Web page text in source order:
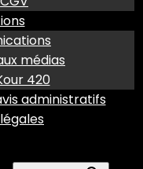
médias
420
administratifs